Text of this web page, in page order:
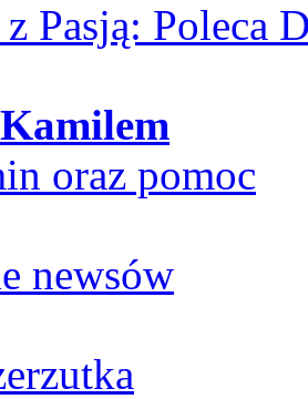
Pasją: Poleca
oraz pomoc
newsów